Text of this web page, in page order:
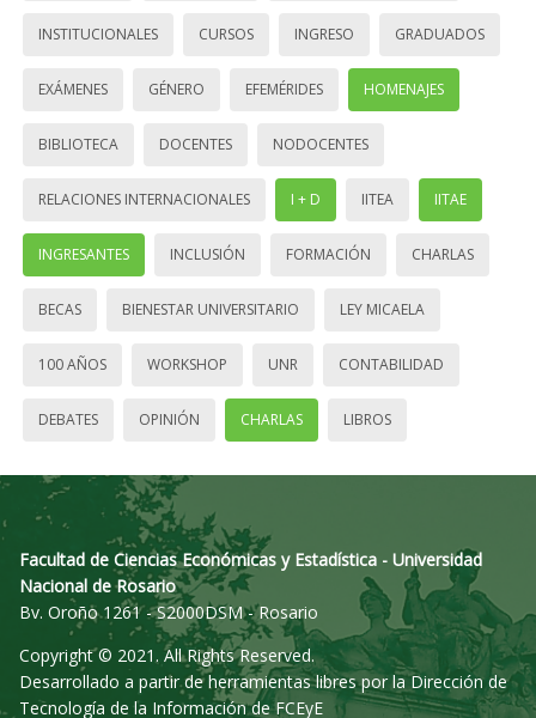
INSTITUCIONALES CURSOS INGRESO GRADUADOS
EXÁMENES GÉNERO EFEMÉRIDES HOMENAJES
BIBLIOTECA DOCENTES NODOCENTES
RELACIONES INTERNACIONALES I + D IITEA IITAE
INGRESANTES INCLUSIÓN FORMACIÓN CHARLAS
BECAS BIENESTAR UNIVERSITARIO LEY MICAELA
100 AÑOS WORKSHOP UNR CONTABILIDAD
DEBATES OPINIÓN CHARLAS LIBROS
Facultad de Ciencias Económicas y Estadística - Universidad
Nacional de Rosario
Bv. Oroño 1261 - S2000DSM - Rosario
Copyright © 2021. All Rights Reserved.
Desarrollado a partir de herramientas libres por la Dirección de
Tecnología de la Información de FCEyE